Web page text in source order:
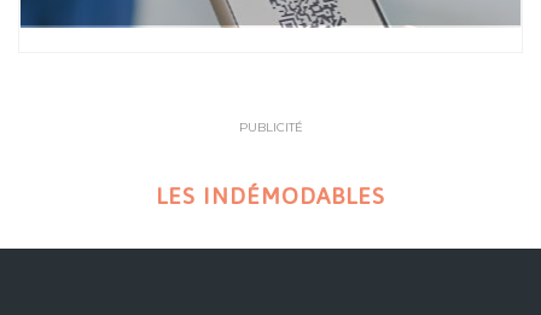
PUBLICITÉ
LES INDÉMODABLES